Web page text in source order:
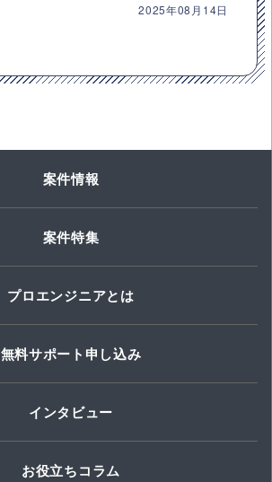
2025年08月14日
案件情報
案件特集
プロエンジニアとは
無料サポート申し込み
インタビュー
お役立ちコラム